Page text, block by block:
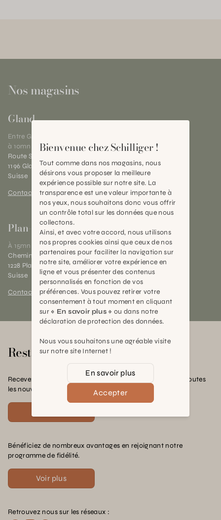
Nos magasins
Gland
Entre Genève et Lausanne,
à 10mn de Nyon
Route Suisse 40
1196 Gland (VD)
Suisse
Contact et horaires
Plan-les-Ouates
À 15mn du centre de Genève
Chemin des Charrotons 25
1228 Plan-les-Ouates (GE)
Suisse
Contact et horaires
Rester en contact
Recevez nos offres exclusives, nos conseils pratiques et toutes
les nouvelles Schilliger
Bénéficiez de nombreux avantages en rejoignant notre
programme de fidélité.
Voir plus
Retrouvez nous sur les réseaux :
Bienvenue chez Schilliger !
Tout comme dans nos magasins, nous
désirons vous proposer la meilleure
expérience possible sur notre site. La
transparence est une valeur importante à
nos yeux, nous souhaitons donc vous offrir
un contrôle total sur les données que nous
collectons.
Ainsi, et avec votre accord, nous utilisons
nos propres cookies ainsi que ceux de nos
partenaires pour faciliter la navigation sur
notre site, améliorer votre expérience en
ligne et vous présenter des contenus
personnalisés en fonction de vos
préférences. Vous pouvez retirer votre
consentement à tout moment en cliquant
sur « En savoir plus » ou dans notre
déclaration de protection des données.
Nous vous souhaitons une agréable visite
sur notre site Internet !
En savoir plus
Accepter